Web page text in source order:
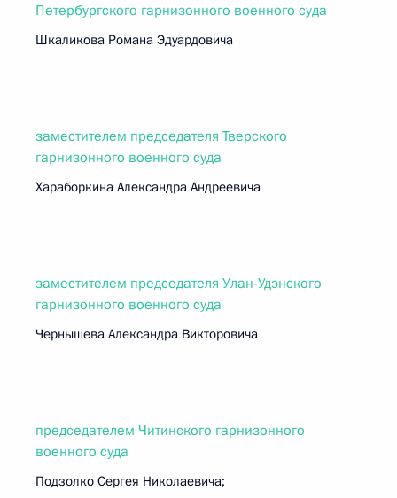
Петербургского гарнизонного военного суда
Шкаликова Романа Эдуардовича
заместителем председателя Тверского
гарнизонного военного суда
Хараборкина Александра Андреевича
заместителем председателя Улан-Удэнского
гарнизонного военного суда
Чернышева Александра Викторовича
председателем Читинского гарнизонного
военного суда
Подзолко Сергея Николаевича;